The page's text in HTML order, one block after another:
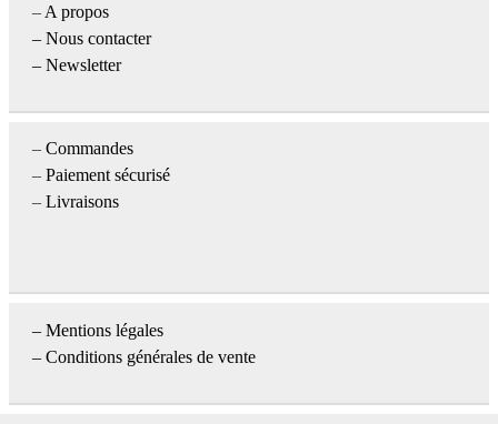
– A propos
– Nous contacter
– Newsletter
– Commandes
– Paiement sécurisé
– Livraisons
– Mentions légales
– Conditions générales de vente